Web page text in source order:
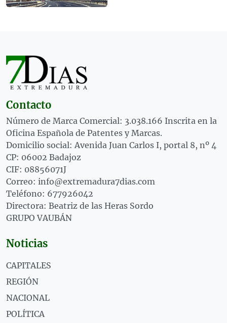
Contacto
Número de Marca Comercial: 3.038.166 Inscrita en la
Oficina Española de Patentes y Marcas.
Domicilio social: Avenida Juan Carlos I, portal 8, nº 4
CP: 06002 Badajoz
CIF: 08856071J
Correo: info@extremadura7dias.com
Teléfono: 677926042
Directora: Beatriz de las Heras Sordo
GRUPO VAUBÁN
Noticias
CAPITALES
REGIÓN
NACIONAL
POLÍTICA